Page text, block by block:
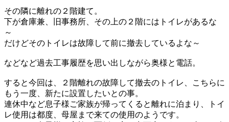
その隣に離れの２階建て。
下が倉庫兼、旧事務所、 その上の２階にはトイレがあるな
～
だけどそのトイレは故障して前に撤去しているよな～
などなど過去工事履歴を思い出しながら奥様と電話。
すると今回は、 ２階離れの故障して撤去のトイレ、
こちらに
もう一度、新たに設置したいとの事。
連休中など息子様ご家族が帰ってくると離れに泊まり、
トイ
レ使用は都度、母屋まで来ての使用のようです。